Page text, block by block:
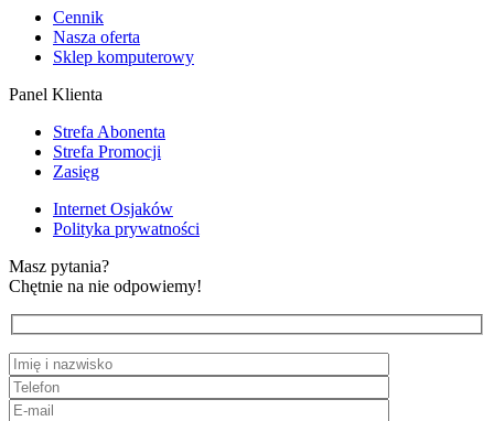
Cennik
Nasza oferta
Sklep komputerowy
Panel Klienta
Strefa Abonenta
Strefa Promocji
Zasięg
Internet Osjaków
Polityka prywatności
Masz pytania?
Chętnie na nie odpowiemy!